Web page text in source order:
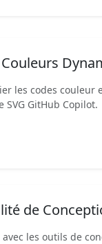
les codes couleur
SVG GitHub Copilot.
de
les outils de